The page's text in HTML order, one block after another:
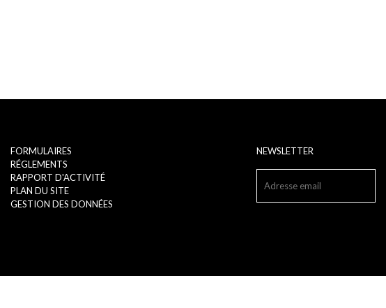
FORMULAIRES
RÉGLEMENTS
RAPPORT D'ACTIVITÉ
PLAN DU SITE
GESTION DES DONNÉES
NEWSLETTER